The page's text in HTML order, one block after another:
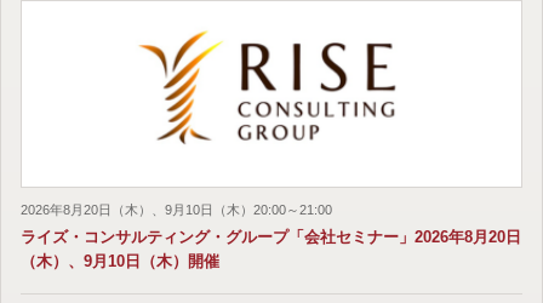
2026年8月20日（木）、9月10日（木）20:00～21:00
ライズ・コンサルティング・グループ「会社セミナー」2026年8月20日
（木）、9月10日（木）開催